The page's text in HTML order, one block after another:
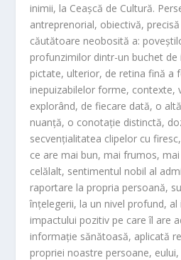
inimii, la Ceașcă de Cultură.
antreprenorial, obiectivă,
căutătoare neobosită a:
profunzimilor dintr-un buchet
pictate, ulterior, de retina fină a
inepuizabilelor forme, contexte,
explorând, de fiecare dată, o
nuanță, o conotație distinctă,
secvențialitatea clipelor cu
ce are mai bun, mai frumos,
celălalt, sentimentul nobil al
raportare la propria persoană,
înțelegerii, la un nivel profund,
impactului pozitiv pe care îl are
informație sănătoasă, aplicată
propriei noastre persoane,